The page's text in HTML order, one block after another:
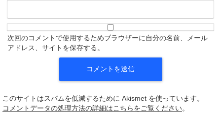
次回のコメントで使用するためブラウザーに自分の名前、メール
アドレス、サイトを保存する。
このサイトはスパムを低減するために Akismet を使っています。
コメントデータの処理方法の詳細はこちらをご覧ください。